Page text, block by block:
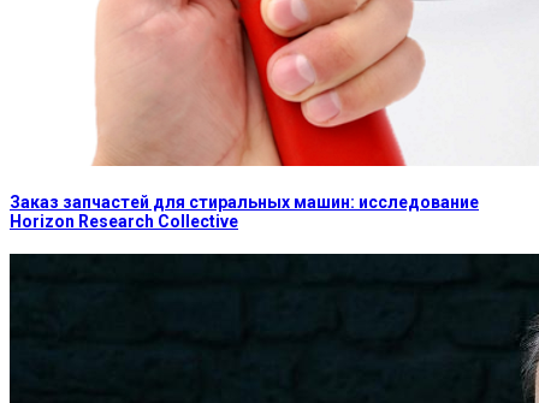
Заказ запчастей для стиральных машин: исследование
Horizon Research Collective